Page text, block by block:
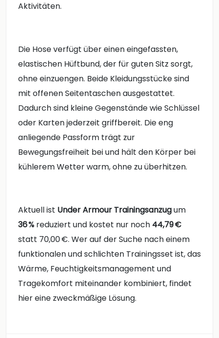
Aktivitäten.
Die Hose verfügt über einen eingefassten,
elastischen Hüftbund, der für guten Sitz sorgt,
ohne einzuengen. Beide Kleidungsstücke sind
mit offenen Seitentaschen ausgestattet.
Dadurch sind kleine Gegenstände wie Schlüssel
oder Karten jederzeit griffbereit. Die eng
anliegende Passform trägt zur
Bewegungsfreiheit bei und hält den Körper bei
kühlerem Wetter warm, ohne zu überhitzen.
Aktuell ist Under Armour Trainingsanzugum
36 % reduziert und kostet nur noch 44,79 €
statt 70,00 €. Wer auf der Suche nach einem
funktionalen und schlichten Trainingsset ist, das
Wärme, Feuchtigkeitsmanagement und
Tragekomfort miteinander kombiniert, findet
hier eine zweckmäßige Lösung.